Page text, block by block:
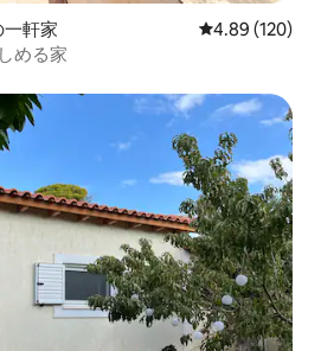
軒家 レビュー120
4.89 (120)
める家
です。